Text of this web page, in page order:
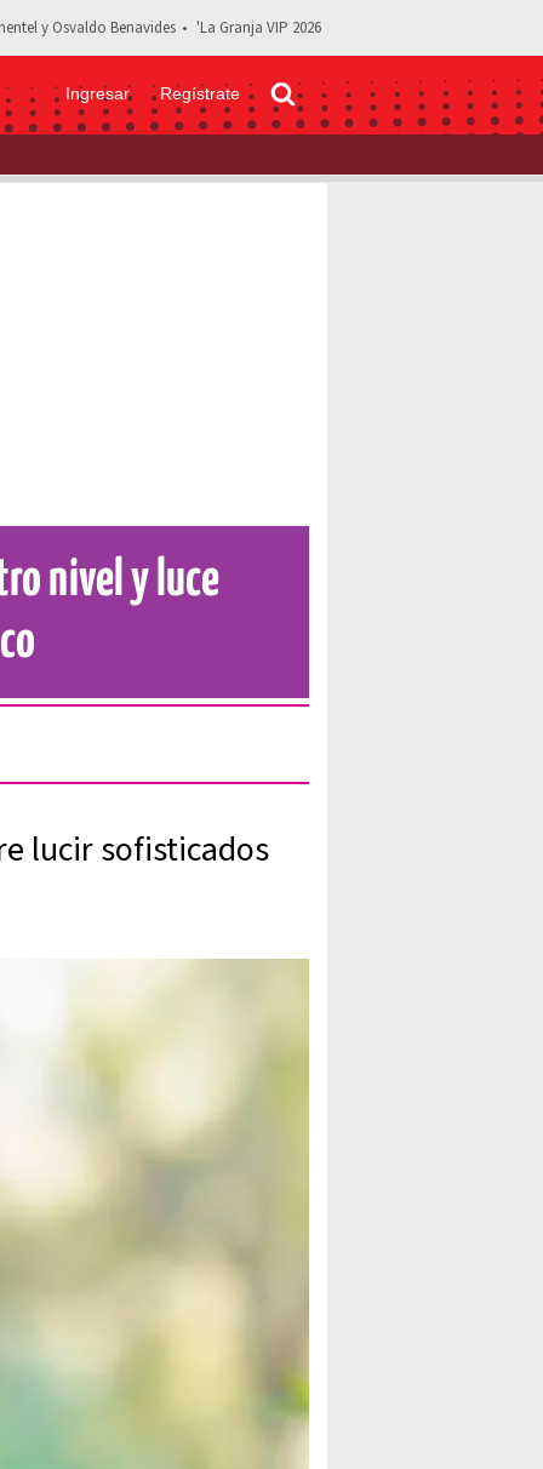
y Osvaldo Benavides 'La Granja VIP 2026
Ingresar Regístrate
la moda a otro nivel y luce elegante traje de baño blanco
nivel y luce
lucir sofisticados